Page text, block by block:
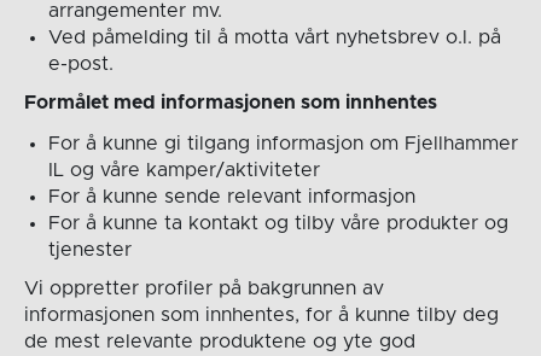
arrangementer mv.
Ved påmelding til å motta vårt nyhetsbrev o.l. på
e-post.
Formålet med informasjonen som innhentes
For å kunne gi tilgang informasjon om Fjellhammer
IL og våre kamper/aktiviteter
For å kunne sende relevant informasjon
For å kunne ta kontakt og tilby våre produkter og
tjenester
Vi oppretter profiler på bakgrunnen av
informasjonen som innhentes, for å kunne tilby deg
de mest relevante produktene og yte god